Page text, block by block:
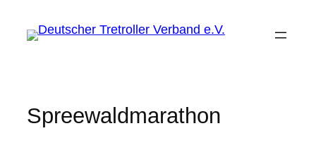
Inhalt
Spreewaldmarathon